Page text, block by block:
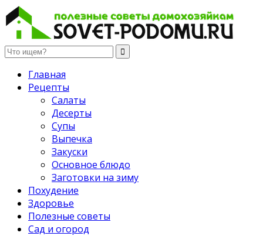
Полезные советы домохозяйкам
Главная
Рецепты
Салаты
Десерты
Супы
Выпечка
Закуски
Основное блюдо
Заготовки на зиму
Похудение
Здоровье
Полезные советы
Сад и огород